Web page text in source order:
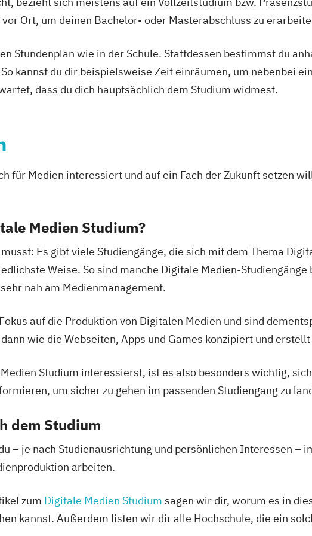
Ort, um deinen Bachelor- oder Masterabschluss zu
Stundenplan wie in der Schule. Stattdessen bestimmst du
kannst du dir beispielsweise Zeit einräumen, um nebenbei
dass du dich hauptsächlich dem Studium widmest.
für Medien interessiert und auf ein Fach der Zukunft setzen
Medien Studium?
Es gibt viele Studiengänge, die sich mit dem Thema
Weise. So sind manche Digitale Medien-
nah am Medienmanagement.
auf die Produktion von Digitalen Medien und sind
wie die Webseiten, Apps und Games konzipiert und
Studium interessierst, ist es also besonders wichtig,
um sicher zu gehen im passenden Studiengang zu
dem Studium
– je nach Studienausrichtung und persönlichen Interessen –
arbeiten.
zum Digitale Medien Studium sagen wir dir, worum es in
kannst. Außerdem listen wir dir alle Hochschule, die ein